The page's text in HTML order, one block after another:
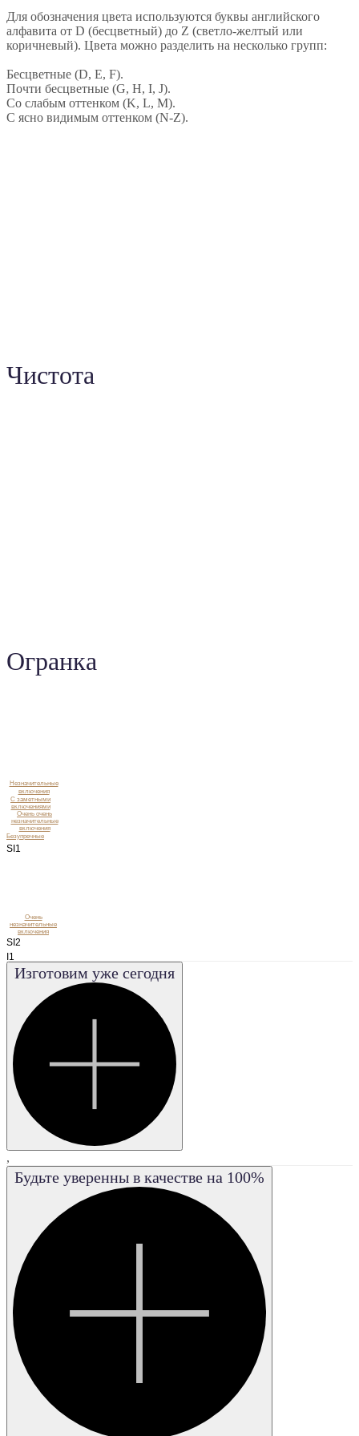
Чистота
Незначительные
включения
C заметными
включениями
Очень очень
незначительные
включения
Безупречные
SI1
Очень
незначительные
включения
SI2
I1
VVS1
VVS2
FL
Огранка
Изготовим уже сегодня
,
Будьте уверенны в качестве на 100%